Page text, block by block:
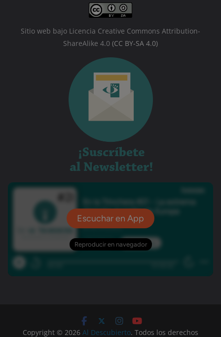
Sitio web bajo Licencia Creative Commons Attribution-
ShareAlike 4.0 (CC BY-SA 4.0)
Copyright © 2026 Al Descubierto. Todos los derechos